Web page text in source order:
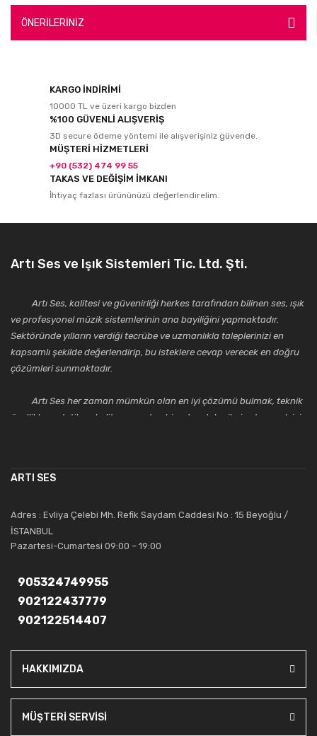
ÖNERİLERİNİZ
KARGO İNDİRİMİ
10000 TL ve üzeri kargo bizden
%100 GÜVENLİ ALIŞVERİŞ
3D secure ödeme yöntemi ile alışverişiniz güvende.
MÜŞTERİ HİZMETLERİ
+90 (532) 474 99 55
TAKAS VE DEĞİŞİM İMKANI
İhtiyaç fazlası ürününüzü değerlendirelim.
Artı Ses ve Işık Sistemleri Tic. Ltd. Şti.
Artı Ses, kalitesi ve güvenirliği herkes tarafından bilinen ses, ışık
ve profesyonel müzik sistemlerinin ana bayiliğini yapmaktadır.
Sektöründe yılların verdiği tecrübe ve uzmanlıkla taleplerinizi en
kapsamlı şekilde değerlendirip, bu isteklere cevap verecek en doğru
çözümleri sunmaktadır.
Artı Ses her zaman mümkün olan en iyi çözümü bulmak, teknik
özellikler, estetik ve kalite açısından bir adım daha ileriye taşımak için
saygıdeğer yerini kazanmıştır.
Artı Ses, güler yüzü ve deneyimi ile bu gün ve gelecekte
güvenebileceğiniz bir tercihtir.
ARTI SES
Adres : Evliya Çelebi Mh. Refik Saydam Caddesi No : 15 Beyoğlu /
İSTANBUL
Pazartesi-Cumartesi 09:00 – 19:00
905324749955
902122437779
902122514407
HAKKIMIZDA
MÜŞTERİ SERVİSİ